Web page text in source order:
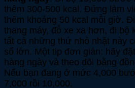
thêm 300-500 kcal. Đứng làm
thêm khoảng 50 kcal mỗi giờ.
thang máy, đỗ xe xa hơn, đi
tất cả những thứ nhỏ nhặt này
số lớn. Một tip đơn giản: hãy
hàng ngày và theo dõi bằng
Nếu bạn đang ở mức 4,000
7,000 rồi 10,000.